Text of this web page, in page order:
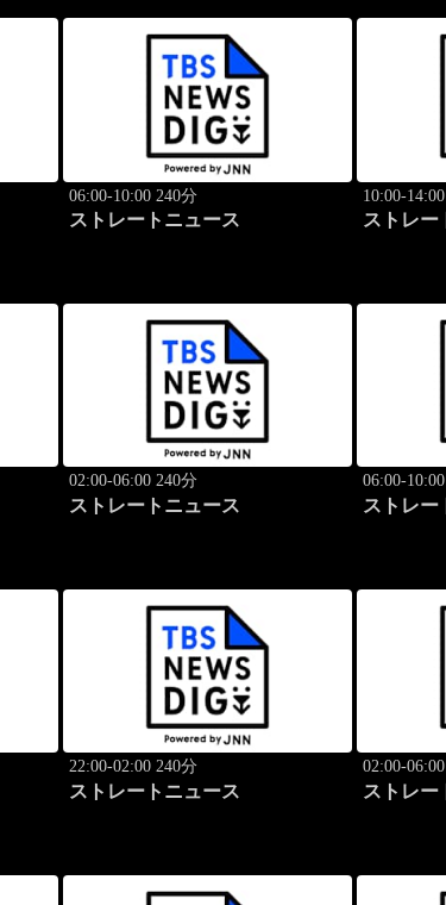
06:00-10:00 240分
ストレートニュース
10:00-
ストレー
02:00-06:00 240分
ストレートニュース
06:00-
ストレー
22:00-02:00 240分
ストレートニュース
02:00-
ストレー